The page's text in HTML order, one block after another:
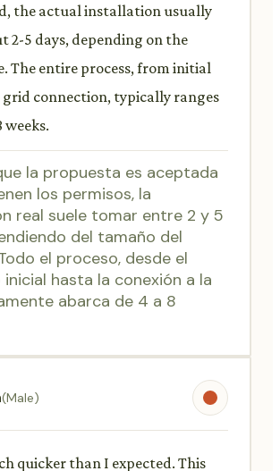
the actual installation usually
2-5 days, depending on the
The entire process, from initial
connection, typically ranges
la propuesta es aceptada
los permisos, la
real suele tomar entre 2 y 5
del tamaño del
el proceso, desde el
hasta la conexión a la
abarca de 4 a 8
(Male)
quicker than I expected. This